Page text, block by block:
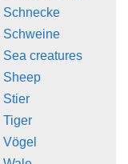
Schnecke
Schweine
Sea creatures
Sheep
Stier
Tiger
Vögel